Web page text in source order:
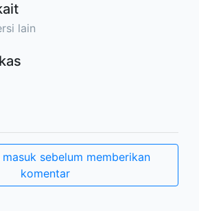
lain
sebelum memberikan
komentar